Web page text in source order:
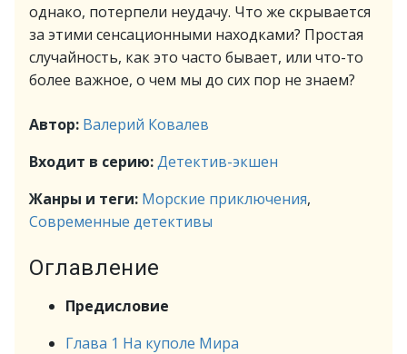
однако, потерпели неудачу. Что же скрывается
за этими сенсационными находками? Простая
случайность, как это часто бывает, или что-то
более важное, о чем мы до сих пор не знаем?
Автор: Валерий Ковалев
Входит в серию:Детектив-экшен
Жанры и теги: Морские приключения,
Современные детективы
Оглавление
Предисловие
Глава 1 На куполе Мира